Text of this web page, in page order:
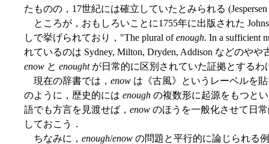
たものの，17世紀には確立していたとみられる (Jespersen
ところが，おもしろいことに1755年に出版された
しで挙げられており，"The plural ofenough. In a sufficient
れているのは Sydney, Milton, Dryden, Addison などのや
enow と enoughtが日常的に区別されていた証拠とするわ
現在の辞書では， enow は《古風》というレーベルを
のように，歴史的には enough の複数形に起源をもつと
語でも方言を見渡せば， enow のほうを一般化させて日
しておこう．
ちなみに， enough/enow の問題と平行的に論じられる